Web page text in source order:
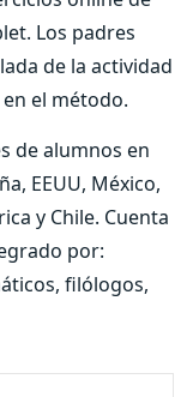
Los padres
de la actividad
el método.
de alumnos en
EEUU, México,
y Chile. Cuenta
por:
filólogos,